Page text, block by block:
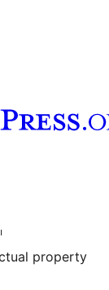
property